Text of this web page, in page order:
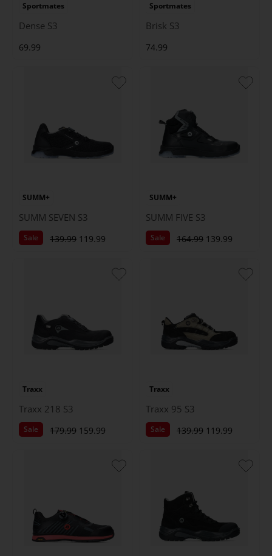
Sportmates
Dense S3
69.99
Sportmates
Brisk S3
74.99
SUMM+
SUMM SEVEN S3
Sale 139.99 119.99
SUMM+
SUMM FIVE S3
Sale 164.99 139.99
Traxx
Traxx 218 S3
Sale 179.99 159.99
Traxx
Traxx 95 S3
Sale 139.99 119.99